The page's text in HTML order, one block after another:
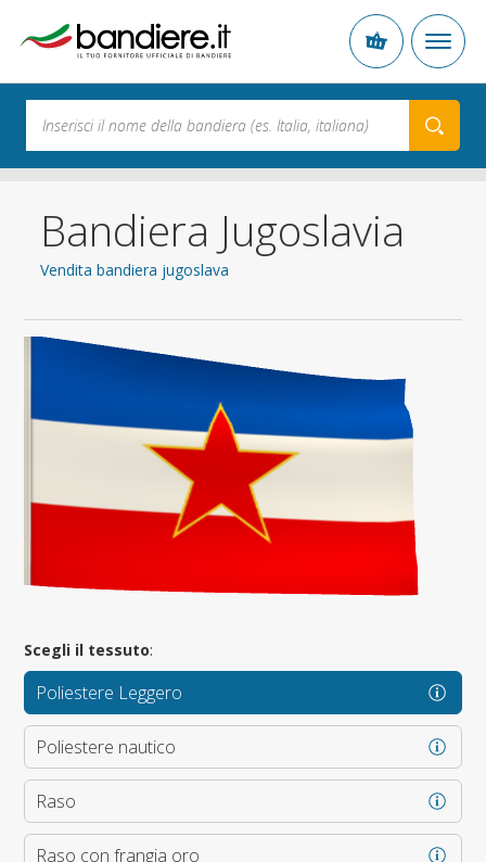
Bandiera Jugoslavia
Vendita bandiera jugoslava
Scegli il tessuto:
Poliestere Leggero
Poliestere nautico
Raso
Raso con frangia oro